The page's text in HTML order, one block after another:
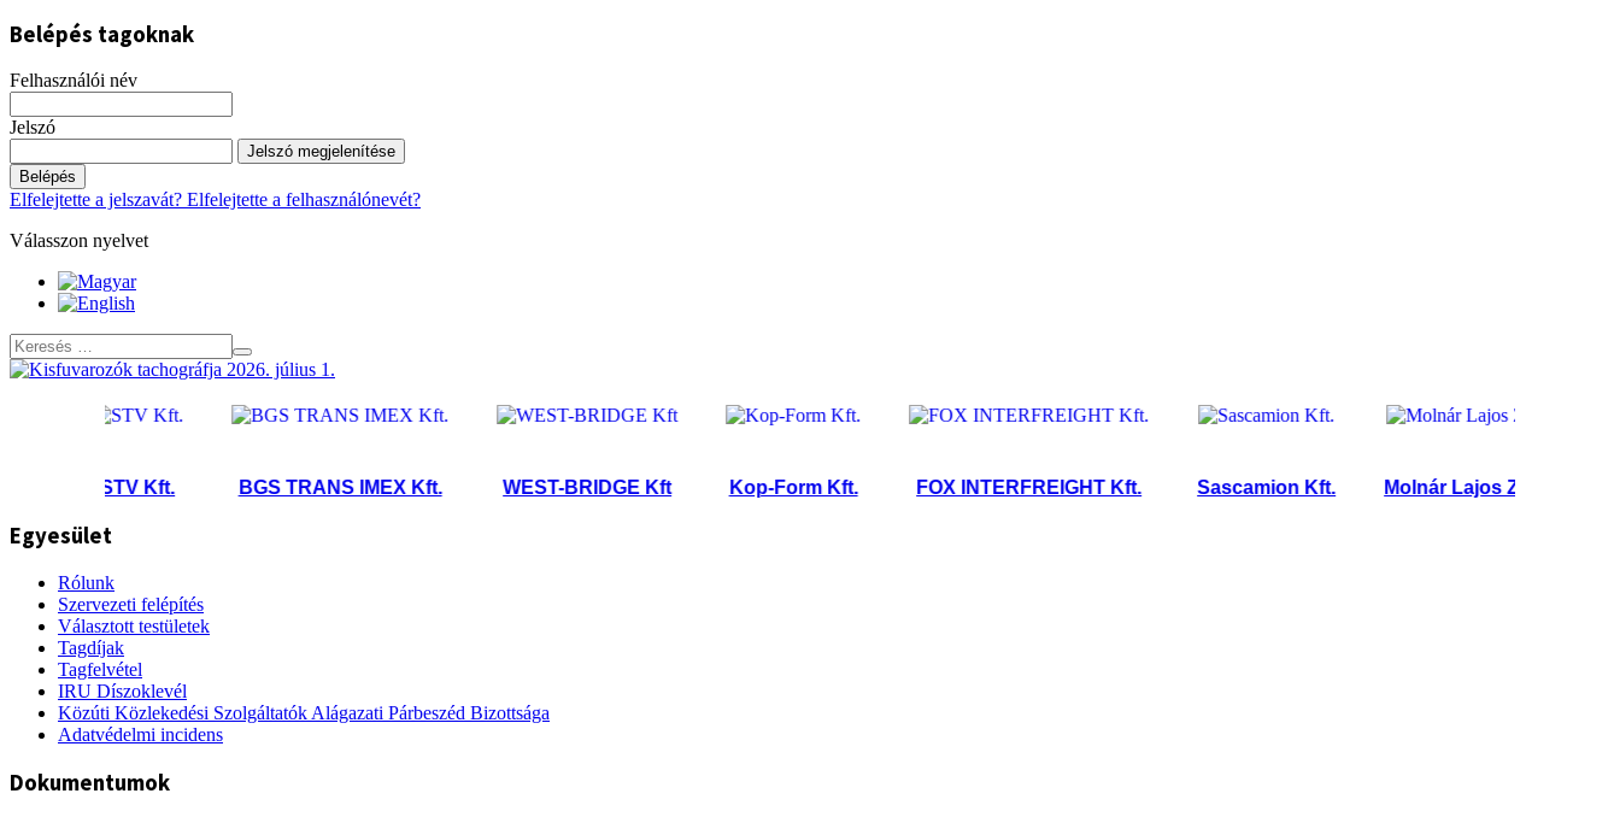
Belépés tagoknak
Felhasználói név
Jelszó
Jelszó megjelenítése
Belépés
Elfelejtette a jelszavát? Elfelejtette a felhasználónevét?
Válasszon nyelvet
STV Kft. BGS TRANS IMEX Kft. WEST-BRIDGE Kft Kop-Form Kft. FOX INTERFREIGHT Kft. Sascamion Kft. Molnár Lajos Zoltán
Egyesület
Rólunk
Szervezeti felépítés
Választott testületek
Tagdíjak
Tagfelvétel
IRU Díszoklevél
Közúti Közlekedési Szolgáltatók Alágazati Párbeszéd Bizottsága
Adatvédelmi incidens
Dokumentumok